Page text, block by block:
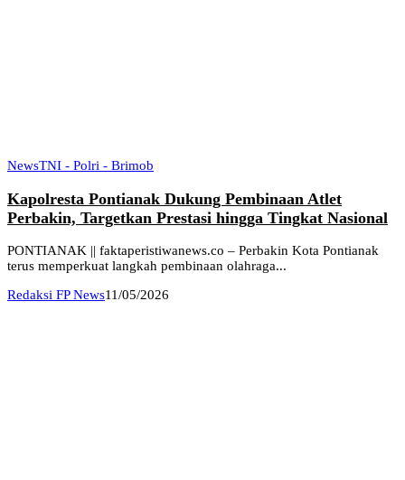
NewsTNI - Polri - Brimob
Kapolresta Pontianak Dukung Pembinaan Atlet
Perbakin, Targetkan Prestasi hingga Tingkat Nasional
PONTIANAK || faktaperistiwanews.co – Perbakin Kota Pontianak
terus memperkuat langkah pembinaan olahraga...
Redaksi FP News11/05/2026